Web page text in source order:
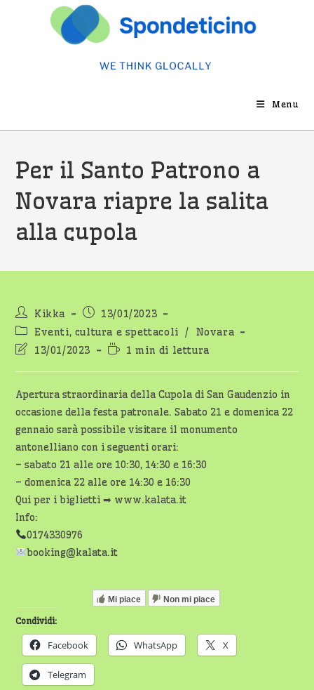
Menu
Per il Santo Patrono a
Novara riapre la salita
alla cupola
Autore
dell'articolo:
Kikka
Articolo
pubblicato:
13/01/2023
Categoria
dell'articolo:
Eventi, cultura e spettacoli /
Novara
Ultima
dell'articolo:
13/01/2023
Tempo
lettura:
1 min di lettura
Apertura straordinaria della Cupola di San Gaudenzio in
occasione della festa patronale. Sabato 21 e domenica 22
gennaio sarà possibile visitare il monumento
antonelliano con i seguenti orari:
– sabato 21 alle ore 10:30, 14:30 e 16:30
– domenica 22 alle ore 14:30 e 16:30
Qui per i biglietti ➡ www.kalata.it
Info:
0174330976
booking@kalata.it
Mi piace Non mi piace
Condividi:
Facebook WhatsApp X
Telegram